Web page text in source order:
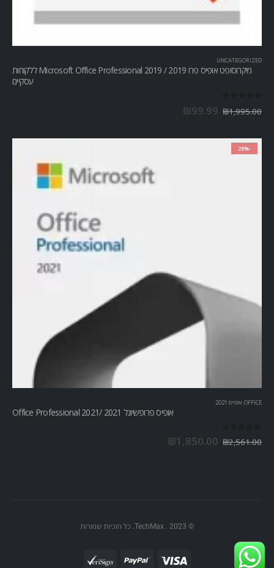
UNCATEGORIZED
מיקרוסופט אופיס פרו Microsoft Office Professional 2019 / 2019 ללקוחות
עסקיים
₪1,995.00
₪99.99
-28%
OFFICE אופיס 2021
אופיס פרופשיונל 2021 /Office Professional 2021
₪2,561.00
₪1,850.00
© TechMax . 2023. כל הזכיות שמורות